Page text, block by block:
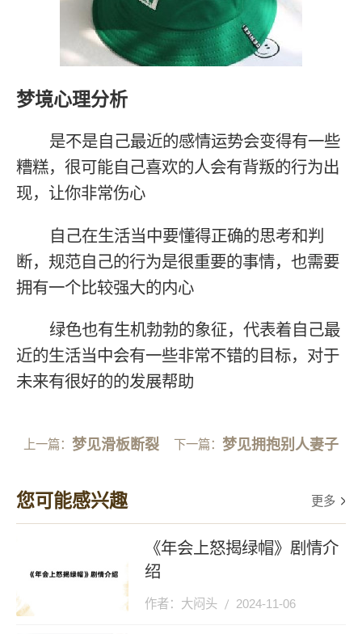
梦境心理分析
是不是自己最近的感情运势会变得有一些
糟糕，很可能自己喜欢的人会有背叛的行为出
现，让你非常伤心
自己在生活当中要懂得正确的思考和判
断，规范自己的行为是很重要的事情，也需要
拥有一个比较强大的内心
绿色也有生机勃勃的象征，代表着自己最
近的生活当中会有一些非常不错的目标，对于
未来有很好的的发展帮助
上一篇：梦见滑板断裂 下一篇： 梦见拥抱别人妻子
您可能感兴趣 更多
《年会上怒揭绿帽》剧情介
绍
作者：大闷头 2024-11-06